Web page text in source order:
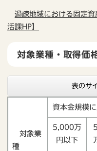
過疎地域における固定
活課HP】
対象業種・取得価
表のサ
対象業
種
資本金規模
5,000万
円以下